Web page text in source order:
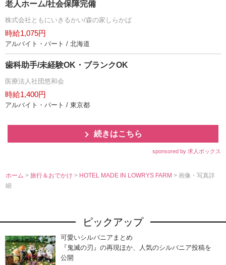
老人ホーム/社会保障完備
株式会社ともにいきるかい/森の家しらかば
時給1,075円
アルバイト・パート / 北海道
歯科助手/未経験OK・ブランクOK
医療法人社団悠和会
時給1,400円
アルバイト・パート / 東京都
続きはこちら
sponsored by 求人ボックス
ホーム >旅行＆おでかけ> HOTEL MADE IN LOWRYS FARM> 画像・写真詳
細
ピックアップ
可愛いシルバニアまとめ
『鬼滅の刃』の再現ほか、人気のシルバニア投稿を
公開